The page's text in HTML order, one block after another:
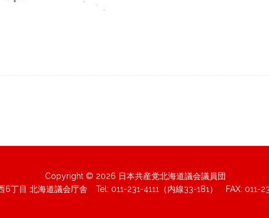
Copyright © 2026 日本共産党北海道議会議員団
丁目 北海道議会庁舎 Tel: 011-231-4111（内線33-181） FAX: 011-